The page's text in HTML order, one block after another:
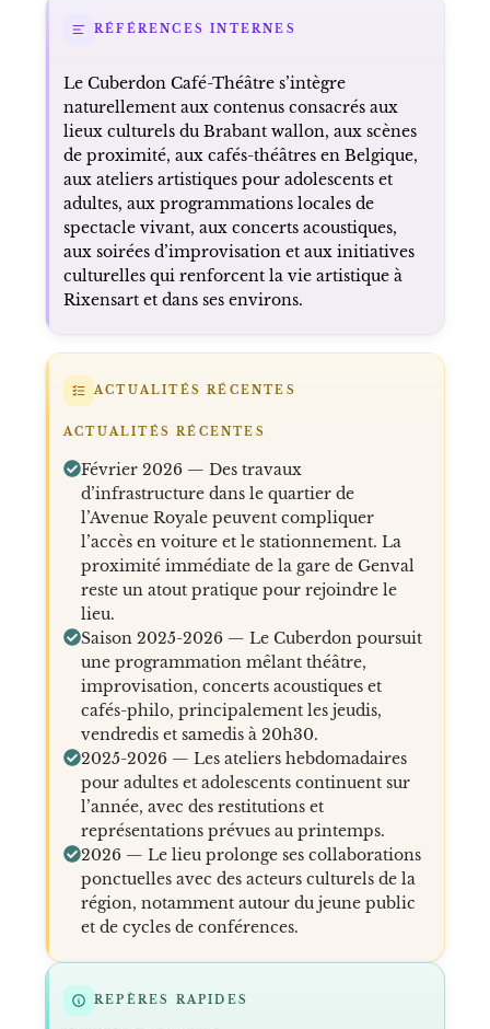
RÉFÉRENCES INTERNES
Le Cuberdon Café-Théâtre s’intègre
naturellement aux contenus consacrés aux
lieux culturels du Brabant wallon, aux scènes
de proximité, aux cafés-théâtres en Belgique,
aux ateliers artistiques pour adolescents et
adultes, aux programmations locales de
spectacle vivant, aux concerts acoustiques,
aux soirées d’improvisation et aux initiatives
culturelles qui renforcent la vie artistique à
Rixensart et dans ses environs.
ACTUALITÉS RÉCENTES
ACTUALITÉS RÉCENTES
Février 2026 — Des travaux
d’infrastructure dans le quartier de
l’Avenue Royale peuvent compliquer
l’accès en voiture et le stationnement. La
proximité immédiate de la gare de Genval
reste un atout pratique pour rejoindre le
lieu.
Saison 2025-2026 — Le Cuberdon poursuit
une programmation mêlant théâtre,
improvisation, concerts acoustiques et
cafés-philo, principalement les jeudis,
vendredis et samedis à 20h30.
2025-2026 — Les ateliers hebdomadaires
pour adultes et adolescents continuent sur
l’année, avec des restitutions et
représentations prévues au printemps.
2026 — Le lieu prolonge ses collaborations
ponctuelles avec des acteurs culturels de la
région, notamment autour du jeune public
et de cycles de conférences.
REPÈRES RAPIDES